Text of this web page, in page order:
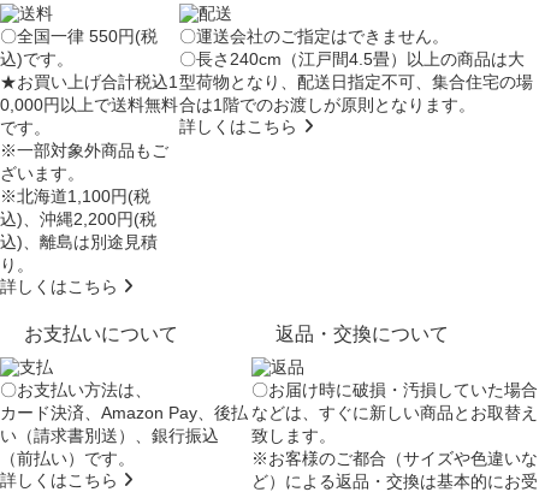
〇全国一律 550円(税
込)です。
★お買い上げ合計税込1
0,000円以上で送料無料
です。
※一部対象外商品もご
ざいます。
※北海道1,100円(税
込)、沖縄2,200円(税
込)、離島は別途見積
り。
詳しくはこちら
〇運送会社のご指定はできません。
〇長さ240cm（江戸間4.5畳）以上の商品は大
型荷物となり、配送日指定不可 、集合住宅の場
合は1階でのお渡しが原則となります。
詳しくはこちら
お支払いについて
〇お支払い方法は、
カード決済、Amazon Pay、後払
い（請求書別送）、銀行振込
（前払い）です。
詳しくはこちら
返品・交換について
〇お届け時に破損・汚損していた場合
などは、すぐに新しい商品とお取替え
致します。
※お客様のご都合（サイズや色違いな
ど）による返品・交換は基本的にお受